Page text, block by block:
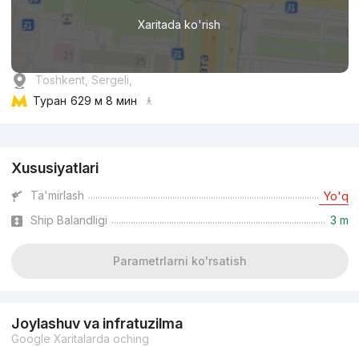
Xaritada ko'rish
Toshkent, Sergeli,
Туран 629 м 8 мин
Xususiyatlari
Ta'mirlash Yo'q
Ship Balandligi 3 m
Parametrlarni ko'rsatish
Joylashuv va infratuzilma
Google Xaritalarda oching